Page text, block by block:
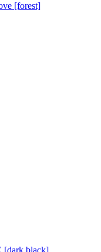
[forest]